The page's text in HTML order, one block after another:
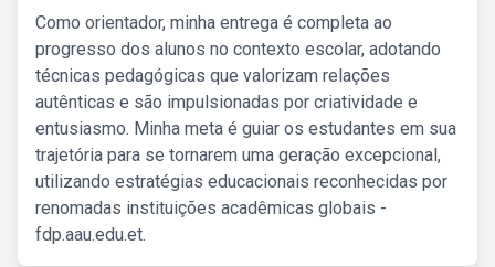
Como orientador, minha entrega é completa ao
progresso dos alunos no contexto escolar, adotando
técnicas pedagógicas que valorizam relações
autênticas e são impulsionadas por criatividade e
entusiasmo. Minha meta é guiar os estudantes em sua
trajetória para se tornarem uma geração excepcional,
utilizando estratégias educacionais reconhecidas por
renomadas instituições acadêmicas globais -
fdp.aau.edu.et.